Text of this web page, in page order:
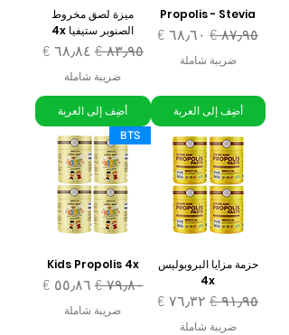
Propolis - Stevia
سعر عادي‏٨٧٫٩٥ € سعر البيع
ضريبة شاملة
أضِف إلى العربة
ميزة لصق مخروط
الصنوبر ستيفيا 4x
سعر عادي‏٨٣٫٩٥ € سعر البيع
ضريبة شاملة
أضِف إلى العربة
حزمة مزايا البروبوليس
4x
سعر عادي‏٩١٫٩٥ € سعر البيع
ضريبة شاملة
BTS
Kids Propolis 4x
سعر عادي‏٧٩٫٨٠ € سعر البيع
ضريبة شاملة